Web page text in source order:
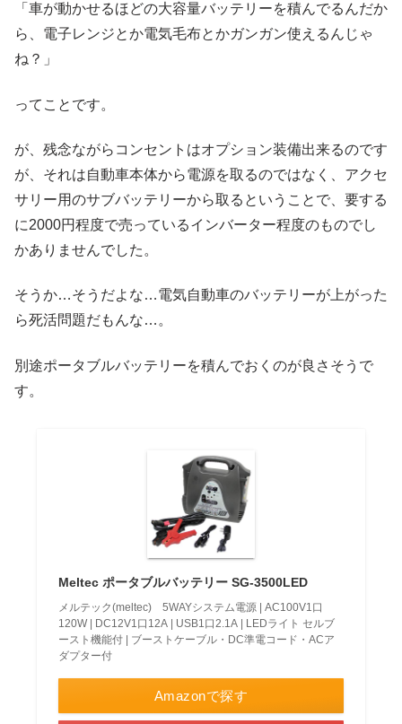
「車が動かせるほどの大容量バッテリーを積んでるんだか
ら、電子レンジとか電気毛布とかガンガン使えるんじゃ
ね？」
ってことです。
が、残念ながらコンセントはオプション装備出来るのです
が、それは自動車本体から電源を取るのではなく、アクセ
サリー用のサブバッテリーから取るということで、要する
に2000円程度で売っているインバーター程度のものでし
かありませんでした。
そうか…そうだよな…電気自動車のバッテリーが上がった
ら死活問題だもんな…。
別途ポータブルバッテリーを積んでおくのが良さそうで
す。
Meltec ポータブルバッテリー SG-3500LED
メルテック(meltec) 5WAYシステム電源 | AC100V1口
120W | DC12V1口12A | USB1口2.1A | LEDライト セルブ
ースト機能付 | ブーストケーブル・DC準電コード・ACア
ダプター付
Amazonで探す